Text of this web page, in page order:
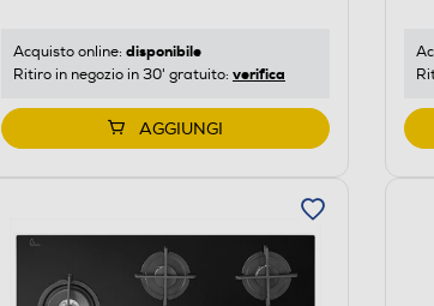
Acquisto online: disponibile
Ritiro in negozio in 30' gratuito: verifica
AGGIUNGI